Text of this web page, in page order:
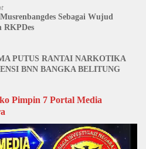
Sebagai Wujud
RKPDes
PUTUS RANTAI NARKOTIKA
BNN BANGKA BELITUNG
Pimpin 7 Portal Media